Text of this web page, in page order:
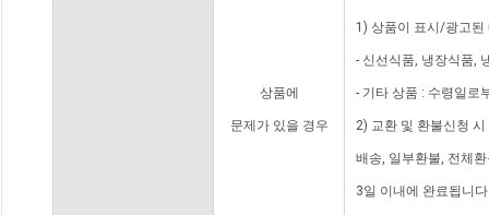
상품에
문제가 있을 경우
1) 상품이 표시/광고된
- 신선식품, 냉장식품,
- 기타 상품 : 수령일로
2) 교환 및 환불신청
배송, 일부환불, 전체
3일 이내에 완료됩니